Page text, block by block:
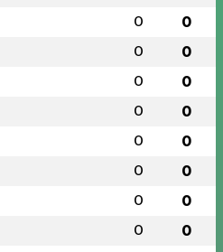
0 0
0 0
0 0
0 0
0 0
0 0
0 0
0 0